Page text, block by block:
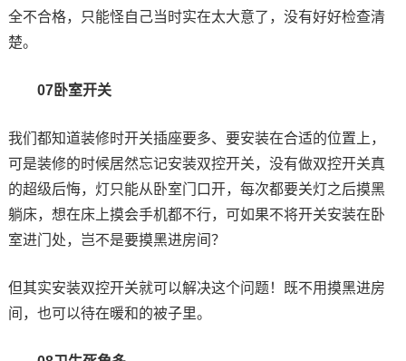
全不合格，只能怪自己当时实在太大意了，没有好好检查清
楚。
07卧室开关
我们都知道装修时开关插座要多、要安装在合适的位置上，
可是装修的时候居然忘记安装双控开关，没有做双控开关真
的超级后悔，灯只能从卧室门口开，每次都要关灯之后摸黑
躺床，想在床上摸会手机都不行，可如果不将开关安装在卧
室进门处，岂不是要摸黑进房间？
但其实安装双控开关就可以解决这个问题！既不用摸黑进房
间，也可以待在暖和的被子里。